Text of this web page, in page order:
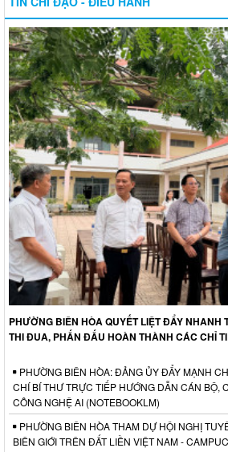
PHƯỜNG BIÊN HÒA QUYẾT LIỆT ĐẨY NHANH
THI ĐUA, PHẤN ĐẤU HOÀN THÀNH CÁC CHỈ
PHƯỜNG BIÊN HÒA: ĐẢNG ỦY ĐẨY MẠNH
CHÍ BÍ THƯ TRỰC TIẾP HƯỚNG DẪN CÁN BỘ,
CÔNG NGHỆ AI (NOTEBOOKLM)
PHƯỜNG BIÊN HÒA THAM DỰ HỘI NGHỊ
BIÊN GIỚI TRÊN ĐẤT LIỀN VIỆT NAM -